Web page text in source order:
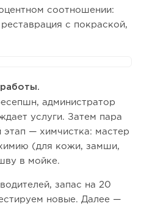
соотношении:
с покраской,
администратор
услуги. Затем пара
этап — химчистка: мастер
(для кожи, замши,
в мойке.
запас на 20
новые. Далее —